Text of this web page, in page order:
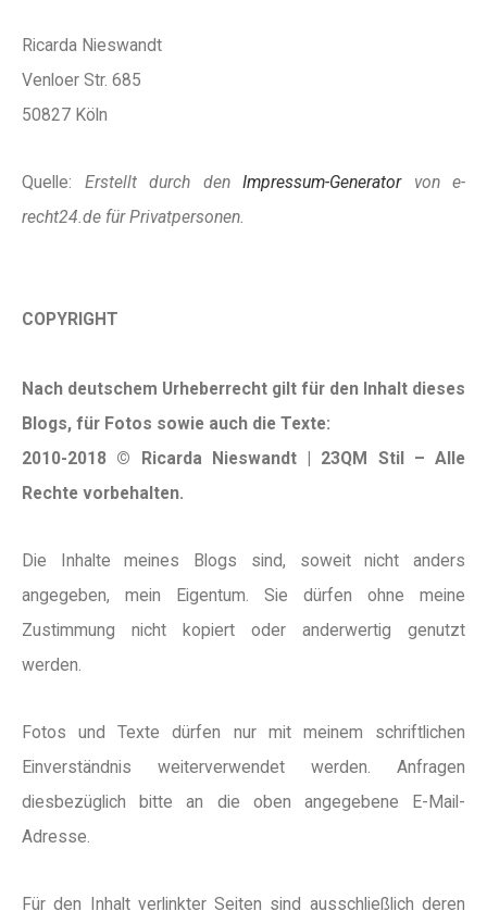
Ricarda Nieswandt
Venloer Str. 685
50827 Köln
Quelle: Erstellt durch den Impressum-Generatorvon e-
recht24.de für Privatpersonen.
COPYRIGHT
Nach deutschem Urheberrecht gilt für den Inhalt dieses
Blogs, für Fotos sowie auch die Texte:
2010-2018 © Ricarda Nieswandt | 23QM Stil – Alle
Rechte vorbehalten.
Die Inhalte meines Blogs sind, soweit nicht anders
angegeben, mein Eigentum. Sie dürfen ohne meine
Zustimmung nicht kopiert oder anderwertig genutzt
werden.
Fotos und Texte dürfen nur mit meinem schriftlichen
Einverständnis weiterverwendet werden. Anfragen
diesbezüglich bitte an die oben angegebene E-Mail-
Adresse.
Für den Inhalt verlinkter Seiten sind ausschließlich deren